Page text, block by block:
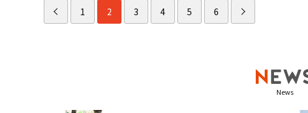
1 2 3 4 5 6
News